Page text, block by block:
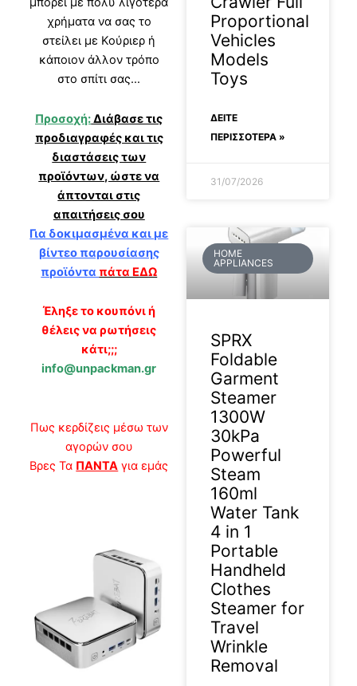
χρήματα να σας το
στείλει με Κούριερ ή
κάποιον άλλον τρόπο
στο σπίτι σας…
Προσοχή:Διάβασε τις
προδιαγραφές και τις
διαστάσεις των
προϊόντων, ώστε να
άπτονται στις
απαιτήσεις σου
Για δοκιμασμένα και με
βίντεο παρουσίασης
προϊόντα πάτα ΕΔΩ
Έληξε το κουπόνι ή
θέλεις να ρωτήσεις
κάτι;;;
info@unpackman.gr
Πως κερδίζεις μέσω των
αγορών σου
Βρες Τα ΠΑΝΤΑ για εμάς
Proportional
Vehicles
Models
Toys
ΔΕΊΤΕ
ΠΕΡΙΣΣΟΤΕΡΑ »
31/07/2026
HOME
APPLIANCES
SPRX
Foldable
Garment
Steamer
1300W
30kPa
Powerful
Steam
160ml
Water Tank
4 in 1
Portable
Handheld
Clothes
Steamer for
Travel
Wrinkle
Removal